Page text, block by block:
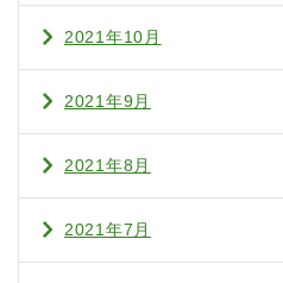
2021年10月
2021年9月
2021年8月
2021年7月